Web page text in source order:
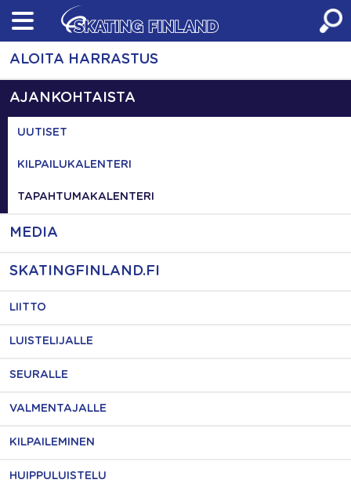
Skip
content
ALOITA HARRASTUS
AJANKOHTAISTA
UUTISET
KILPAILUKALENTERI
TAPAHTUMAKALENTERI
MEDIA
SKATINGFINLAND.FI
LIITTO
LUISTELIJALLE
SEURALLE
VALMENTAJALLE
KILPAILEMINEN
HUIPPULUISTELU